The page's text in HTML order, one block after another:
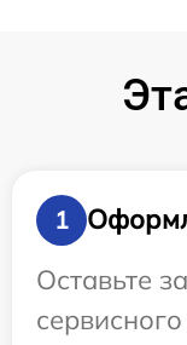
1
Оставьте